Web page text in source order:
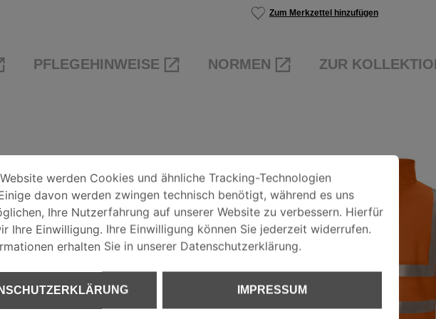
Zum Merkzettel hinzufügen
PFLEGEHINWEISE NORMEN ZUR
an den Ärmeln für
werden Cookies und ähnliche Tracking-Technologien verwendet. Einige
werden Cookies und ähnliche Tracking-Technologien
davon werden zwingen technisch benötigt, während es uns
Ihre Nutzerfahrung auf unserer Website zu verbessern. Hierfür
Ihre Einwilligung. Ihre Einwilligung können Sie jederzeit widerrufen.
erhalten Sie in unserer Datenschutzerklärung.
IMPRESSUM